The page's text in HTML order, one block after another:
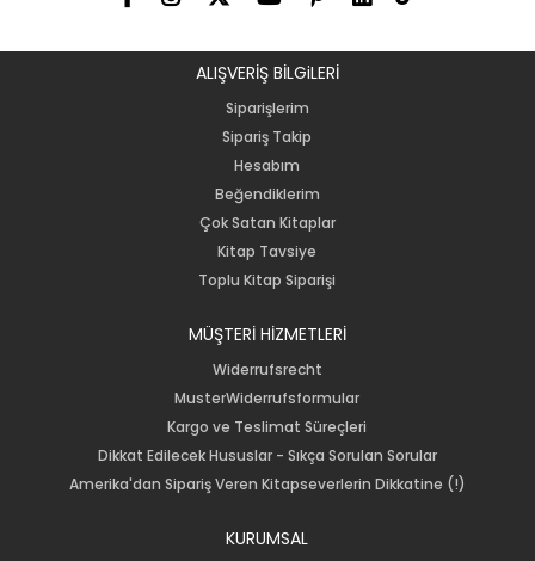
ALIŞVERİŞ BİLGiLERİ
Siparişlerim
Sipariş Takip
Hesabım
Beğendiklerim
Çok Satan Kitaplar
Kitap Tavsiye
Toplu Kitap Siparişi
MÜŞTERİ HİZMETLERİ
Widerrufsrecht
MusterWiderrufsformular
Kargo ve Teslimat Süreçleri
Dikkat Edilecek Hususlar - Sıkça Sorulan Sorular
Amerika'dan Sipariş Veren Kitapseverlerin Dikkatine (!)
KURUMSAL